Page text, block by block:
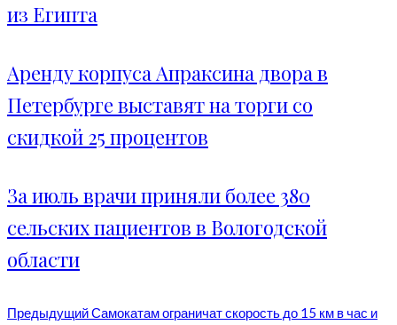
из Египта
Аренду корпуса Апраксина двора в
Петербурге выставят на торги со
скидкой 25 процентов
За июль врачи приняли более 380
сельских пациентов в Вологодской
области
ПредыдущийСамокатам ограничат скорость до 15 км в час и